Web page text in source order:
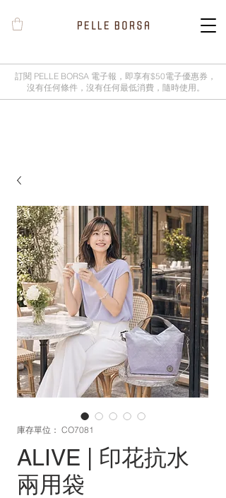
訂閱 PELLE BORSA 電子報，即享有$50電子優惠券，
沒有任何條件，沒有任何最低消費，隨時使用。
庫存單位： CO7081
ALIVE | 印花抗水
兩用袋